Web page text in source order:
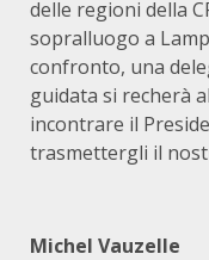
delle regioni della
sopralluogo a
confronto, una
guidata si recherà
incontrare il
trasmettergli il